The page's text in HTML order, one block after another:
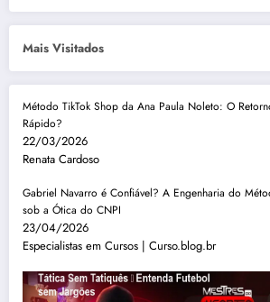
Mais Visitados
Método TikTok Shop da Ana Paula Noleto: O
Rápido?
22/03/2026
Renata Cardoso
Gabriel Navarro é Confiável? A Engenharia do
sob a Ótica do CNPI
23/04/2026
Especialistas em Cursos | Curso.blog.br